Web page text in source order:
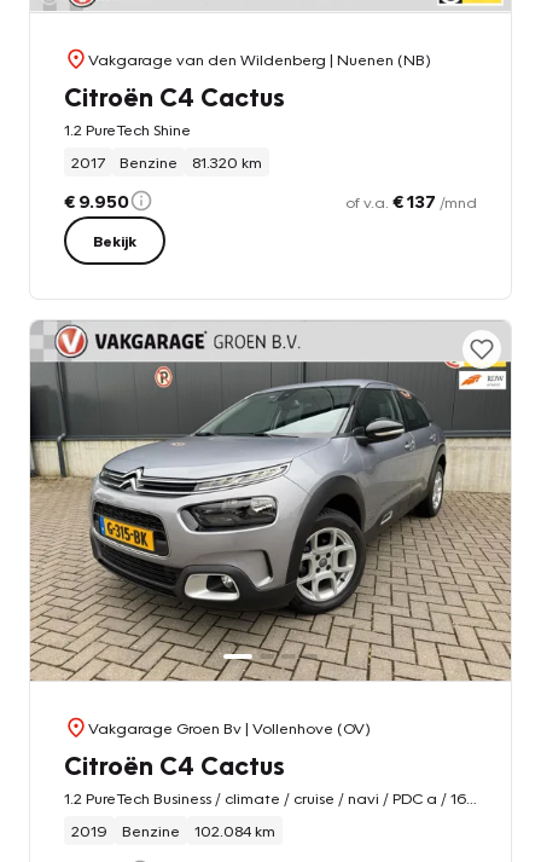
Vakgarage van den Wildenberg | Nuenen (NB)
Citroën C4 Cactus
1.2 PureTech Shine
2017
Benzine 81.320 km
€ 9.950 of v.a. € 137 /mnd
Bekijk
Vakgarage Groen Bv| Vollenhove (OV)
Citroën C4 Cactus
2019
Benzine 102.084 km